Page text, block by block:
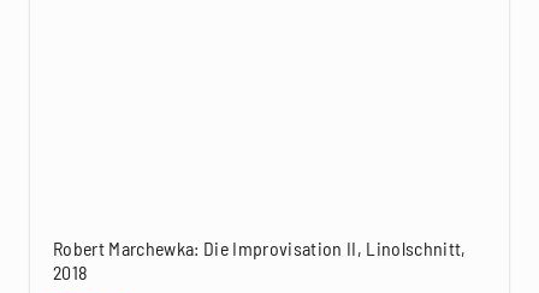
Robert Marchewka: Die Improvisation II, Linolschnitt,
2018